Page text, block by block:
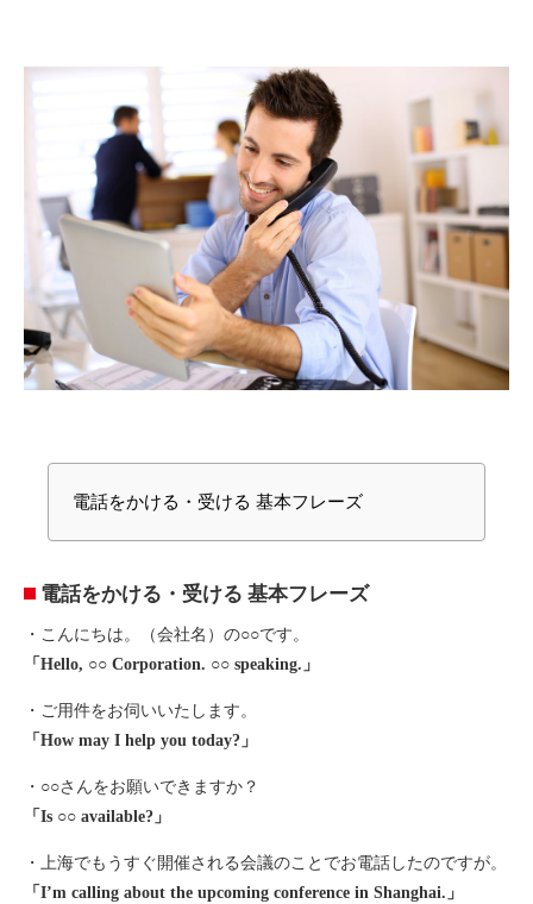
電話をかける・受ける 基本フレーズ
電話をかける・受ける 基本フレーズ
・こんにちは。（会社名）の○○です。
「Hello, ○○ Corporation. ○○ speaking.」
・ご用件をお伺いいたします。
「How may I help you today?」
・○○さんをお願いできますか？
「Is ○○ available?」
・上海でもうすぐ開催される会議のことでお電話したのですが。
「I’m calling about the upcoming conference in Shanghai.」